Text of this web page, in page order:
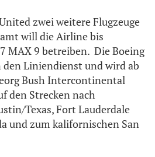
zwei weitere Flugzeuge
will die Airline bis
MAX 9 betreiben. Die Boeing
den Liniendienst und wird ab
Bush Intercontinental
den Strecken nach
Texas, Fort Lauderdale
und zum kalifornischen San